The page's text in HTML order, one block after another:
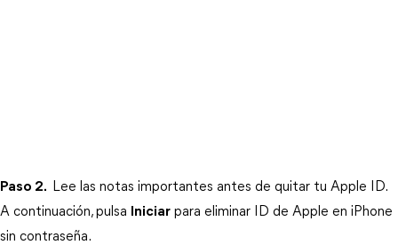
Paso 2.
Lee las notas importantes antes de quitar tu Apple ID.
A continuación, pulsa
Iniciar para eliminar ID de Apple en iPhone
sin contraseña.